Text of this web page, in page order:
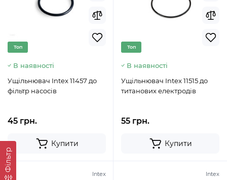
Фільтр
Топ
В наявності
Ущільнювач Intex 11457 до
фільтр насосів
45 грн.
Купити
Топ
В наявності
Ущільнювач Intex 11515 до
титанових електродів
55 грн.
Купити
Intex Intex